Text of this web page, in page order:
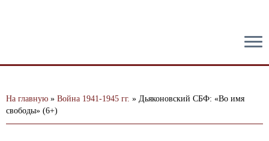
На главную » Война 1941-1945 гг. » Дьяконовский СБФ: «Во имя
свободы» (6+)